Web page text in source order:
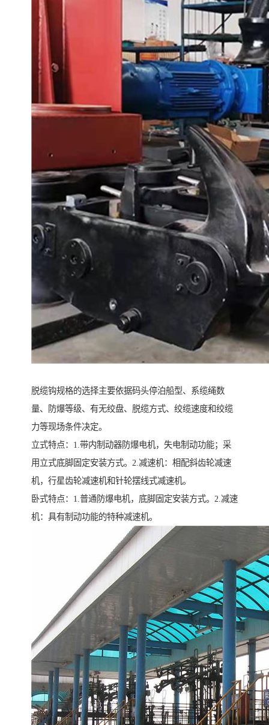
脱缆钩规格的选择主要依据码头停泊船型、系缆绳数
量、防爆等级、有无绞盘、脱缆方式、绞缆速度和绞缆
力等现场条件决定。
立式特点：1.带内制动器防爆电机，失电制动功能；采
用立式底脚固定安装方式。2.减速机：相配斜齿轮减速
机，行星齿轮减速机和针轮摆线式减速机。
卧式特点：1.普通防爆电机，底脚固定安装方式。2.减速
机：具有制动功能的特种减速机。